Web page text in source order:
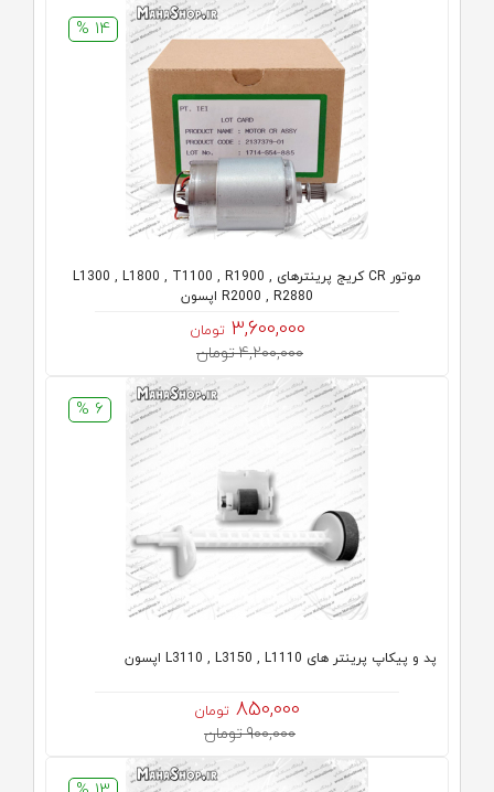
14 %
موتور CR کریج پرینترهای L1300 , L1800 , T1100 , R1900 ,
R2000 , R2880 اپسون
3,600,000 تومان
4,200,000 تومان
6 %
پد و پیکاپ پرینتر های L3110 , L3150 , L1110 اپسون
850,000 تومان
900,000 تومان